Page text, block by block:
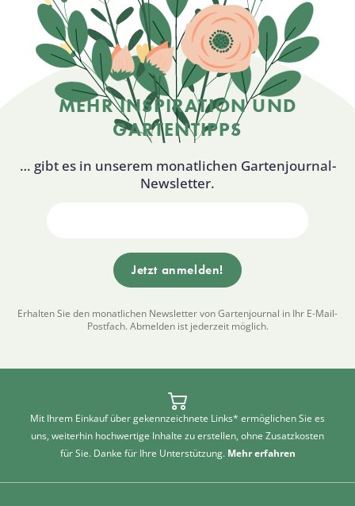
MEHR INSPIRATION UND
GARTENTIPPS
… gibt es in unserem monatlichen Gartenjournal-
Newsletter.
Erhalten Sie den monatlichen Newsletter von Gartenjournal in Ihr E-Mail-
Postfach. Abmelden ist jederzeit möglich.
Mit Ihrem Einkauf über gekennzeichnete Links* ermöglichen Sie es
uns, weiterhin hochwertige Inhalte zu erstellen, ohne Zusatzkosten
für Sie. Danke für Ihre Unterstützung. Mehr erfahren